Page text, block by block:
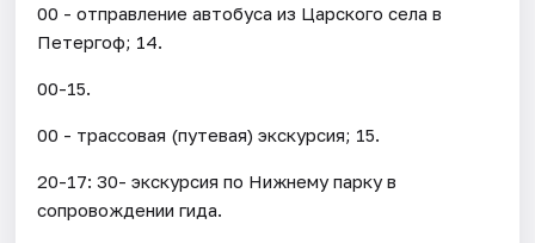
00 - отправление автобуса из Царского села в
Петергоф; 14.
00-15.
00 - трассовая (путевая) экскурсия; 15.
20-17: 30- экскурсия по Нижнему парку в
сопровождении гида.